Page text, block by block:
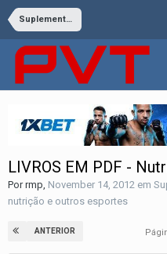
Suplementação, preparação física, nutrição e outros esportes
LIVROS EM PDF -
Porrmp November 14, 2012 em
nutrição e outros esportes
ANTERIOR